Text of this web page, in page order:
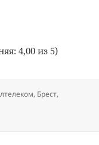
различных
4,00 из 5)
, Брест,